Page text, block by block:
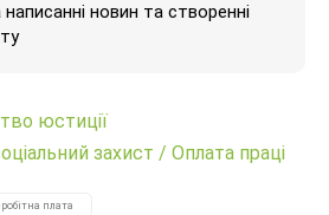
написанні новин та створенні
юстиції
захист / Оплата праці
плата